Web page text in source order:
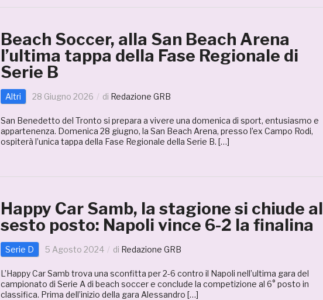
Beach Soccer, alla San Beach Arena
l’ultima tappa della Fase Regionale di
Serie B
Altri 28 Giugno 2026 di Redazione GRB
San Benedetto del Tronto si prepara a vivere una domenica di sport, entusiasmo e
appartenenza. Domenica 28 giugno, la San Beach Arena, presso l’ex Campo Rodi,
ospiterà l’unica tappa della Fase Regionale della Serie B. […]
Happy Car Samb, la stagione si chiude al
sesto posto: Napoli vince 6-2 la finalina
Serie D 5 Agosto 2024 di Redazione GRB
L’Happy Car Samb trova una sconfitta per 2-6 contro il Napoli nell’ultima gara del
campionato di Serie A di beach soccer e conclude la competizione al 6° posto in
classifica. Prima dell’inizio della gara Alessandro […]